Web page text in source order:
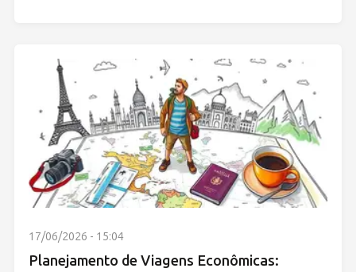
17/06/2026 - 15:04
Planejamento de Viagens Econômicas: